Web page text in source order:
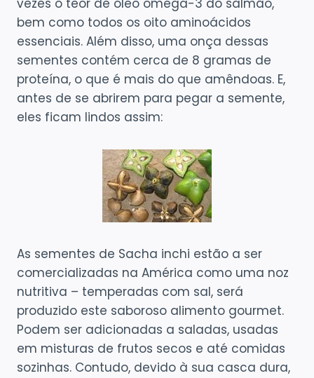
vezes o teor de óleo ômega-3 do salmão,
bem como todos os oito aminoácidos
essenciais. Além disso, uma onça dessas
sementes contém cerca de 8 gramas de
proteína, o que é mais do que amêndoas. E,
antes de se abrirem para pegar a semente,
eles ficam lindos assim:
As sementes de Sacha inchi estão a ser
comercializadas na América como uma noz
nutritiva – temperadas com sal, será
produzido este saboroso alimento gourmet.
Podem ser adicionadas a saladas, usadas
em misturas de frutos secos e até comidas
sozinhas. Contudo, devido à sua casca dura,